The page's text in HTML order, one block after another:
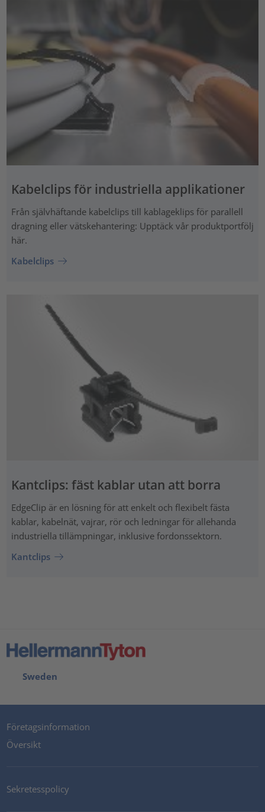
Kabelclips för industriella applikationer
Från självhäftande kabelclips till kablageklips för parallell
dragning eller vätskehantering: Upptäck vår produktportfölj
här.
Kabelclips
Kantclips: fäst kablar utan att borra
EdgeClip är en lösning för att enkelt och flexibelt fästa
kablar, kabelnät, vajrar, rör och ledningar för allehanda
industriella tillämpningar, inklusive fordonssektorn.
Kantclips
Sweden
Företagsinformation
Översikt
Sekretesspolicy